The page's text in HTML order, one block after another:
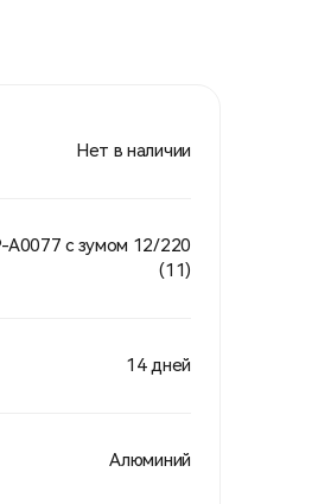
Нет в наличии
A0077 с зумом 12/220
(11)
14 дней
Алюминий